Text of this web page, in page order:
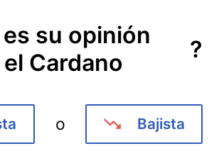
su opinión
Cardano ?
o Bajista